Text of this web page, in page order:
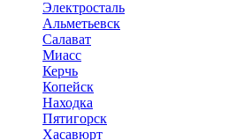
Электросталь
Альметьевск
Салават
Миасс
Керчь
Копейск
Находка
Пятигорск
Хасавюрт